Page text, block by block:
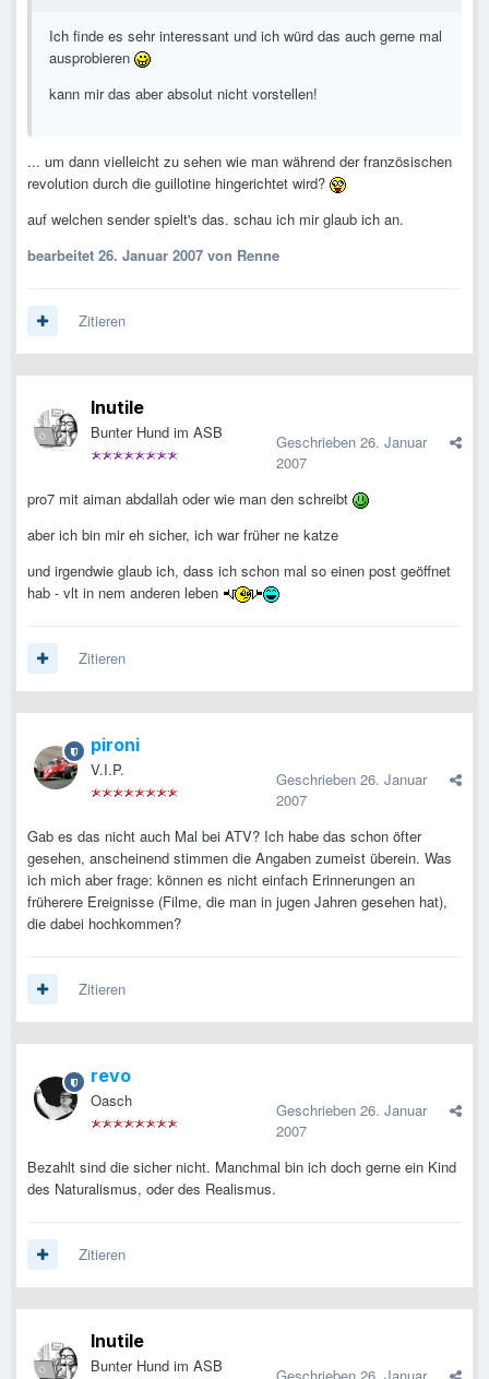
Ich finde es sehr interessant und ich würd das auch gerne mal
ausprobieren
kann mir das aber absolut nicht vorstellen!
... um dann vielleicht zu sehen wie man während der französischen
revolution durch die guillotine hingerichtet wird?
auf welchen sender spielt's das. schau ich mir glaub ich an.
bearbeitet 26. Januar 2007 von Renne
Zitieren
Inutile
Bunter Hund im ASB Geschrieben 26. Januar
2007
pro7 mit aiman abdallah oder wie man den schreibt
aber ich bin mir eh sicher, ich war früher ne katze
und irgendwie glaub ich, dass ich schon mal so einen post geöffnet
hab - vlt in nem anderen leben
Zitieren
pironi
V.I.P. Geschrieben 26. Januar
2007
Gab es das nicht auch Mal bei ATV? Ich habe das schon öfter
gesehen, anscheinend stimmen die Angaben zumeist überein. Was
ich mich aber frage: können es nicht einfach Erinnerungen an
früherere Ereignisse (Filme, die man in jugen Jahren gesehen hat),
die dabei hochkommen?
Zitieren
revo
Oasch Geschrieben 26. Januar
2007
Bezahlt sind die sicher nicht. Manchmal bin ich doch gerne ein Kind
des Naturalismus, oder des Realismus.
Zitieren
Inutile
Bunter Hund im ASB